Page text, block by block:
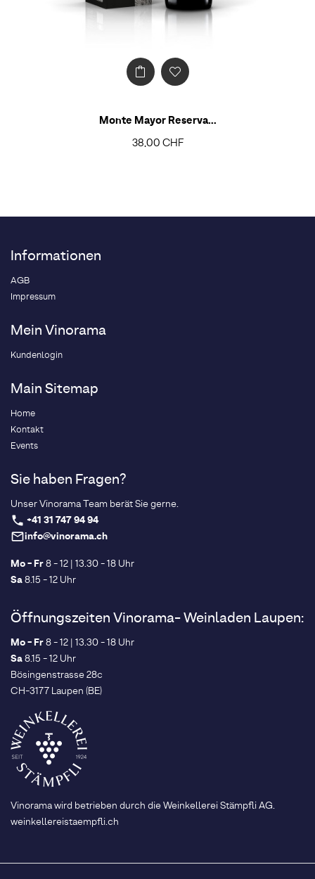
Monte Mayor Reserva...
38,00 CHF
Informationen
AGB
Impressum
Mein Vinorama
Kundenlogin
Main Sitemap
Home
Kontakt
Events
Sie haben Fragen?
Unser Vinorama Team berät Sie gerne.
phone +41 31 747 94 94
mail_outlineinfo@vinorama.ch
Mo - Fr8 - 12 | 13.30 - 18 Uhr
Sa8.15 - 12 Uhr
Öffnungszeiten Vinorama- Weinladen Laupen:
Mo - Fr8 - 12 | 13.30 - 18 Uhr
Sa8.15 - 12 Uhr
Bösingenstrasse 28c
CH-3177 Laupen (BE)
Vinorama wird betrieben durch die Weinkellerei Stämpfli AG.
weinkellereistaempfli.ch